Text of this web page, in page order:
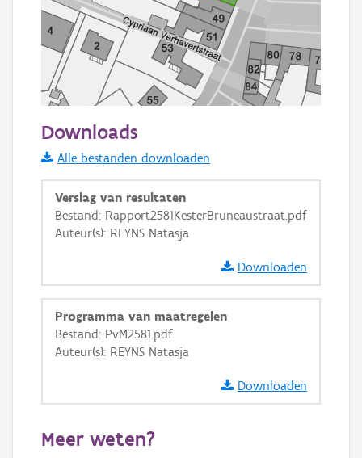
Informatie Vlaanderen
i
+ −
Basis Lagen
GRB-Basiskaart
Downloads
Alle bestanden downloaden
Verslag van resultaten
Bestand: Rapport2581KesterBruneaustraat.pdf
Auteur(s): REYNS Natasja
Downloaden
Programma van maatregelen
Bestand: PvM2581.pdf
Auteur(s): REYNS Natasja
Downloaden
Meer weten?